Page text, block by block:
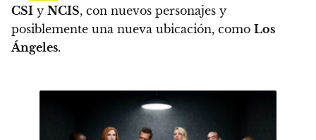
CSI y NCIS, con nuevos personajes y
posiblemente una nueva ubicación, como Los
Ángeles.